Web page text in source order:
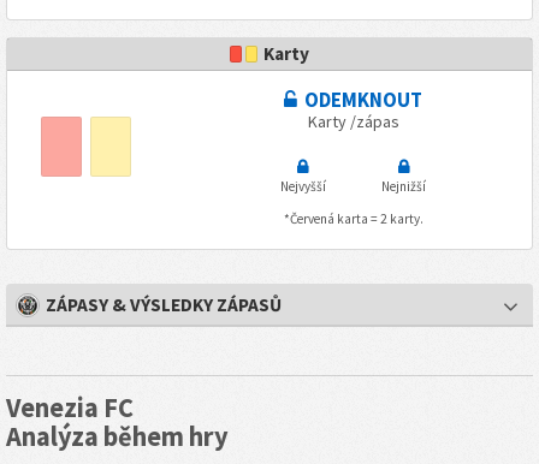
Karty
ODEMKNOUT
Karty /zápas
Nejvyšší
Nejnižší
*Červená karta = 2 karty.
ZÁPASY & VÝSLEDKY ZÁPASŮ
Venezia FC
Analýza během hry